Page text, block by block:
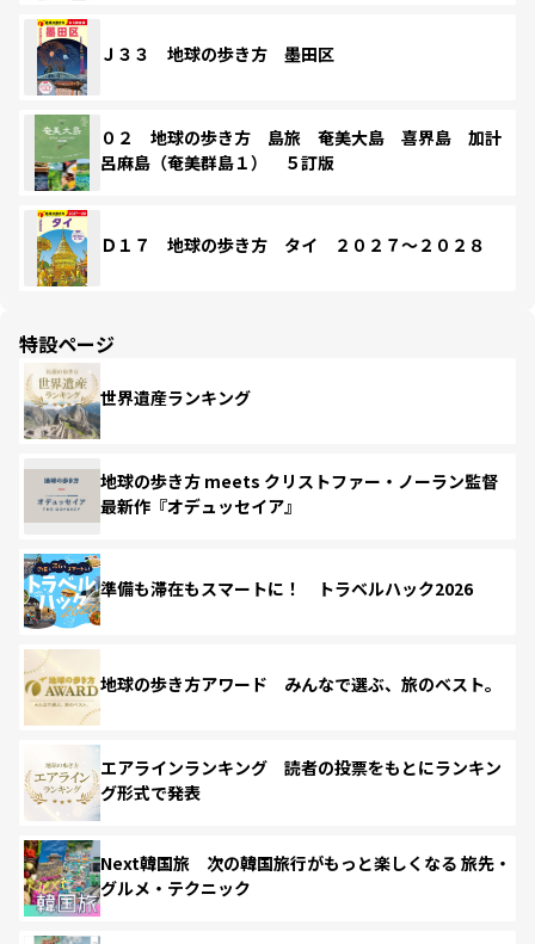
Ｊ３３ 地球の歩き方 墨田区
０２ 地球の歩き方 島旅 奄美大島 喜界島 加計
呂麻島（奄美群島１） ５訂版
Ｄ１７ 地球の歩き方 タイ ２０２７～２０２８
特設ページ
世界遺産ランキング
地球の歩き方 meets クリストファー・ノーラン監督
最新作『オデュッセイア』
準備も滞在もスマートに！ トラベルハック2026
地球の歩き方アワード みんなで選ぶ、旅のベスト。
エアラインランキング 読者の投票をもとにランキン
グ形式で発表
Next韓国旅 次の韓国旅行がもっと楽しくなる 旅先・
グルメ・テクニック